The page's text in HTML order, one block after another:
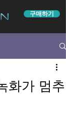
구매하기
화가 멈추